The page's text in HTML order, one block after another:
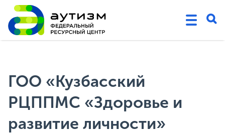
ГОО «Кузбасский
РЦППМС «Здоровье и
развитие личности»